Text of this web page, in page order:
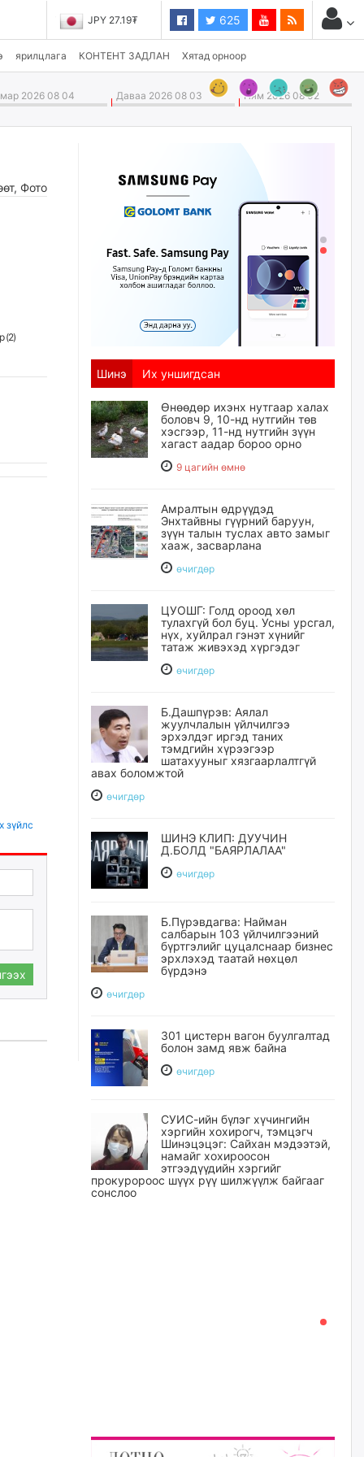
JPY 27.19₮ 625
ярилцлага КОНТЕНТ ЗАДЛАН Хятад орноор
2026 08 04 Даваа 2026 08 03 Ням 2026 08 02
, Фото
(2)
зүйлс
Шинэ Их уншигдсан
Өнөөдөр ихэнх нутгаар халах
боловч 9, 10-нд нутгийн төв
хэсгээр, 11-нд нутгийн зүүн
хагаст аадар бороо орно
9 цагийн өмнө
Амралтын өдрүүдэд
Энхтайвны гүүрний баруун,
зүүн талын туслах авто замыг
хааж, засварлана
өчигдѳр
ЦУОШГ: Голд ороод хөл
тулахгүй бол буц. Усны урсгал,
нүх, хуйлрал гэнэт хүнийг
татаж живэхэд хүргэдэг
өчигдѳр
Б.Дашпүрэв: Аялал
жуулчлалын үйлчилгээ
эрхэлдэг иргэд таних
тэмдгийн хүрээгээр
шатахууныг хязгаарлалтгүй
авах боломжтой
өчигдѳр
ШИНЭ КЛИП: ДУУЧИН
Д.БОЛД "БАЯРЛАЛАА"
өчигдѳр
Б.Пүрэвдагва: Найман
салбарын 103 үйлчилгээний
бүртгэлийг цуцалснаар бизнес
эрхлэхэд таатай нөхцөл
бүрдэнэ
өчигдѳр
301 цистерн вагон буулгалтад
болон замд явж байна
өчигдѳр
СУИС-ийн бүлэг хүчингийн
хэргийн хохирогч, тэмцэгч
Шинэцэцэг: Сайхан мэдээтэй,
намайг хохироосон
этгээдүүдийн хэргийг
прокуророос шүүх рүү шилжүүлж байгааг
сонслоо